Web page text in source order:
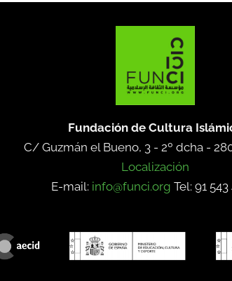
Fundación de Cultura
C/ Guzmán el Bueno, 3 - 2º dcha -
Localización
E-mail: info@funci.org Tel: 91